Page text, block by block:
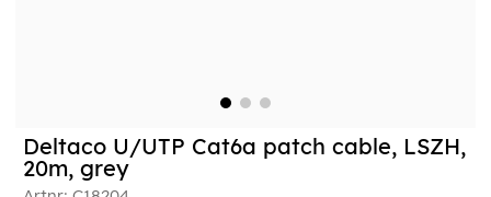
Deltaco U/UTP Cat6a patch cable, LSZH,
20m, grey